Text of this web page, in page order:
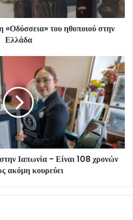
του ηθοποιού στην
Ελλάδα
Ιαπωνία - Είναι 108 χρονών
ακόμη κουρεύει